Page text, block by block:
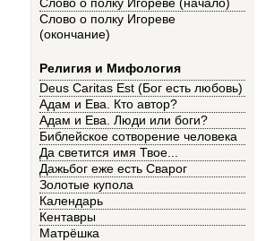
Слово о полку Игореве
(окончание)
Религия и Мифология
Deus Caritas Est (Бог есть любовь)
Адам и Ева. Кто автор?
Адам и Ева. Люди или боги?
Библейское сотворение человека
Да светится имя Твое...
Дажьбог еже есть Сварог
Золотые купола
Календарь
Кентавры
Матрёшка